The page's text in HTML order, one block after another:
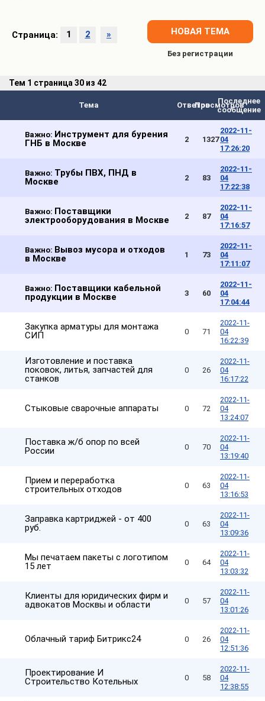
Страница: 1 2 » НОВАЯ ТЕМА
Тем 1 страница 30 из 42
Тема ОтветовПросмотров
Последнее
сообщение
Важно: Инструмент для бурения
ГНБ в Москве
2 1327
2022-11-
04
17:26:20
Важно: Трубы ПВХ, ПНД в
Москве
2 83
2022-11-
04
17:22:38
Важно: Поставщики
электрооборудования в Москве
2 87
2022-11-
04
17:16:57
Важно: Вывоз мусора и отходов
в Москве
1 73
2022-11-
04
17:11:07
Важно: Поставщики кабельной
продукции в Москве
3 60
2022-11-
04
17:04:44
Закупка арматуры для монтажа
СИП
0 71
2022-11-
04
16:22:39
Изготовление и поставка
поковок, литья, запчастей для
станков
0 26
2022-11-
04
16:17:22
Стыковые сварочные аппараты 0 72
2022-11-
04
13:24:07
Поставка ж/б опор по всей
России
0 70
2022-11-
04
13:19:40
Прием и переработка
строительных отходов
0 63
2022-11-
04
13:16:53
Заправка картриджей - от 400
руб.
0 63
2022-11-
04
13:09:36
Мы печатаем пакеты с логотипом
15 лет
0 64
2022-11-
04
13:03:32
Клиенты для юридических фирм и
адвокатов Москвы и области
0 57
2022-11-
04
13:01:26
Облачный тариф Битрикс24 0 26
2022-11-
04
12:51:36
Проектирование И
Строительство Котельных
0 58
2022-11-
04
12:38:55